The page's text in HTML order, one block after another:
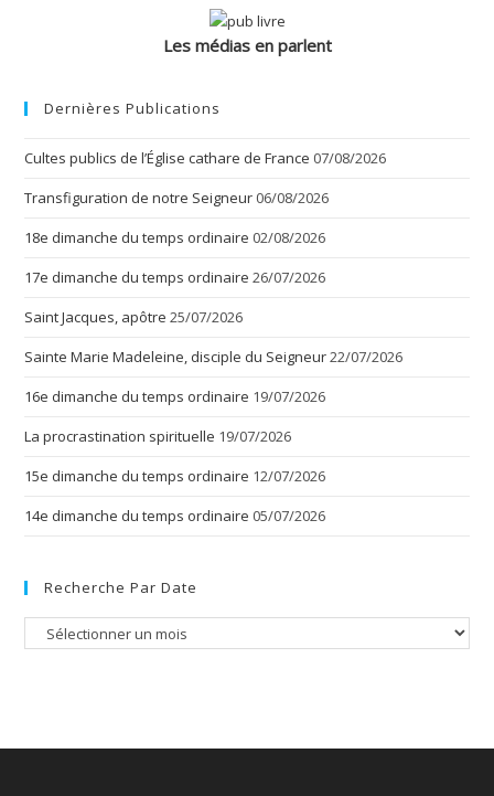
Les médias en parlent
Dernières Publications
Cultes publics de l’Église cathare de France 07/08/2026
Transfiguration de notre Seigneur 06/08/2026
18e dimanche du temps ordinaire 02/08/2026
17e dimanche du temps ordinaire 26/07/2026
Saint Jacques, apôtre 25/07/2026
Sainte Marie Madeleine, disciple du Seigneur22/07/2026
16e dimanche du temps ordinaire 19/07/2026
La procrastination spirituelle 19/07/2026
15e dimanche du temps ordinaire 12/07/2026
14e dimanche du temps ordinaire 05/07/2026
Recherche Par Date
Recherche